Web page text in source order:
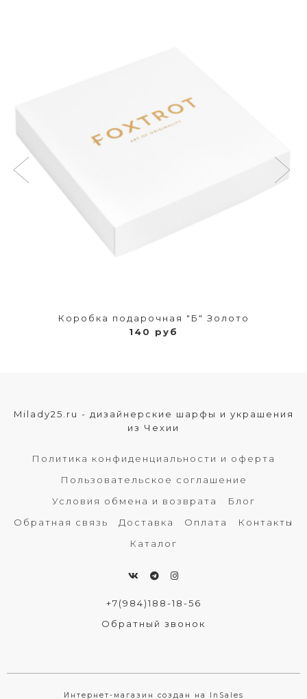
Коробка подарочная "Б" Золото
140 руб
Milady25.ru - дизайнерские шарфы и украшения
из Чехии
Политика конфиденциальности и оферта
Пользовательское соглашение
Условия обмена и возврата
Блог
Обратная связь
Доставка Оплата
Контакты
Каталог
+7(984)188-18-56
Обратный звонок
Интернет-магазин создан на InSales